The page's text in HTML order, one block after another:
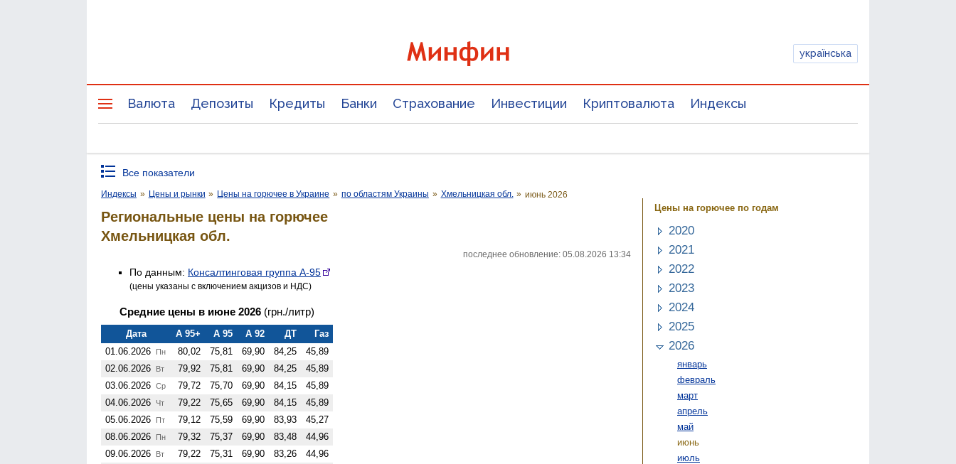
українська
Валюта Депозиты Кредиты Банки Страхование Инвестиции Криптовалюта Индексы
Все показатели
Индексы » Цены и рынки » Цены на горючее в Украине » по областям Украины » Хмельницкая обл. » июнь 2026
Региональные цены на горючее
Хмельницкая обл.
последнее обновление: 05.08.2026 13:34
По данным: Консалтинговая группа А-95
(цены указаны с включением акцизов и НДС)
Средние цены в июне 2026 (грн./литр)
Дата А 95+ А 95 А 92 ДТ
Газ
01.06.2026
Пн 80,02 75,81 69,90 84,25
45,89
02.06.2026
Вт 79,92 75,81 69,90 84,25
45,89
03.06.2026 Ср 79,72 75,70 69,90 84,15
45,89
04.06.2026
Чт 79,22 75,65 69,90 84,15
45,89
05.06.2026
Пт 79,12 75,59 69,90 83,93
45,27
08.06.2026
Пн 79,32 75,37 69,90 83,48
44,96
09.06.2026
Вт 79,22 75,31 69,90 83,26
44,96
Цены на горючее по годам
2020
2021
2022
2023
2024
2025
2026
январь
февраль
март
апрель
май
июнь
июль